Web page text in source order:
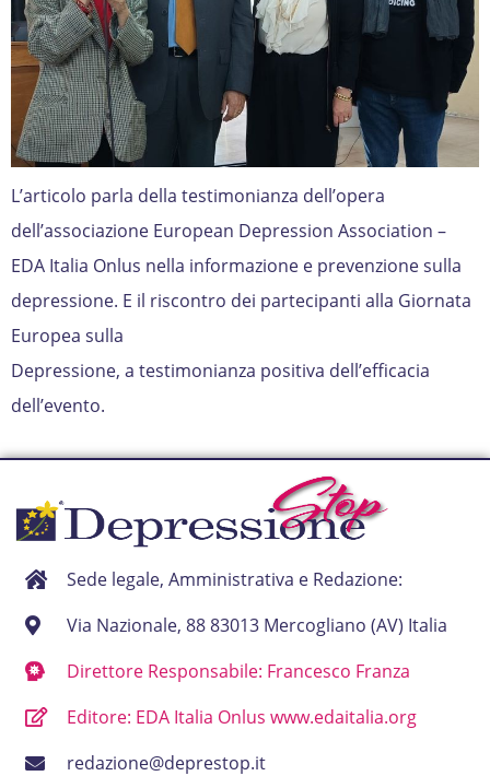
L’articolo parla della testimonianza dell’opera
dell’associazione European Depression Association –
EDA Italia Onlus nella informazione e prevenzione sulla
depressione. E il riscontro dei partecipanti alla Giornata
Europea sulla
Depressione, a testimonianza positiva dell’efficacia
dell’evento.
Sede legale, Amministrativa e Redazione:
Via Nazionale, 88 83013 Mercogliano (AV) Italia
Direttore Responsabile: Francesco Franza
Editore: EDA Italia Onlus www.edaitalia.org
redazione@deprestop.it